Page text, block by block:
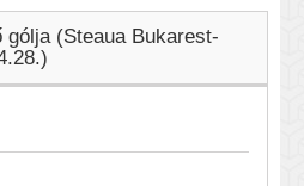
(Steaua Bukarest-